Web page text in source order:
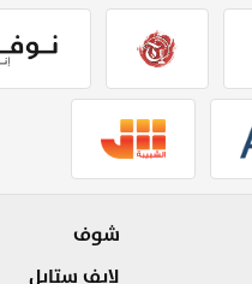
شوف
لايف ستايل